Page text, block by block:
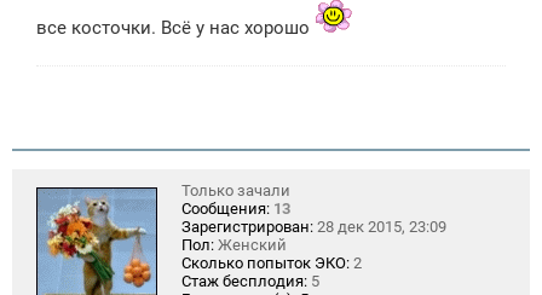
все косточки. Всё у нас хорошо
Только зачали
Сообщения: 13
Зарегистрирован: 28 дек 2015, 23:09
Пол: Женский
Сколько попыток ЭКО: 2
Стаж бесплодия: 5